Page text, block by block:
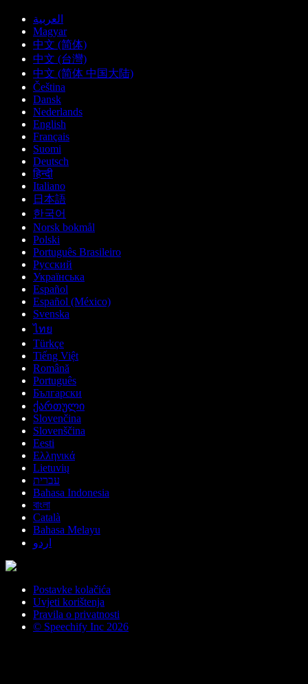
العربية
Magyar
中文 (简体)
中文 (台灣)
中文 (简体 中国大陆)
Čeština
Dansk
Nederlands
English
Français
Suomi
Deutsch
हिन्दी
Italiano
日本語
한국어
Norsk bokmål
Polski
Português Brasileiro
Русский
Українська
Español
Español (México)
Svenska
ไทย
Türkçe
Tiếng Việt
Română
Português
Български
ქართული
Slovenčina
Slovenščina
Eesti
Ελληνικά
Lietuvių
עברית
Bahasa Indonesia
বাংলা
Català
Bahasa Melayu
اردو
Postavke kolačića
Uvjeti korištenja
Pravila o privatnosti
© Speechify Inc 2026